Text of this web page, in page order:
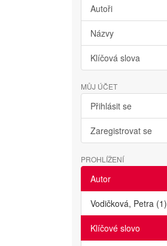
Autoři
Názvy
Klíčová slova
MŮJ ÚČET
Přihlásit se
Zaregistrovat se
PROHLÍŽENÍ
Autor
Vodičková, Petra (1)
Klíčové slovo